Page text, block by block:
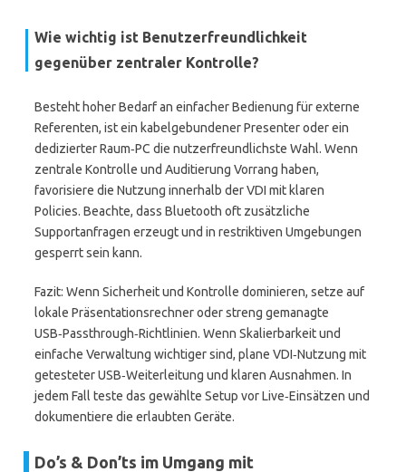
Wie wichtig ist Benutzerfreundlichkeit
gegenüber zentraler Kontrolle?
Besteht hoher Bedarf an einfacher Bedienung für externe
Referenten, ist ein kabelgebundener Presenter oder ein
dedizierter Raum‑PC die nutzerfreundlichste Wahl. Wenn
zentrale Kontrolle und Auditierung Vorrang haben,
favorisiere die Nutzung innerhalb der VDI mit klaren
Policies. Beachte, dass Bluetooth oft zusätzliche
Supportanfragen erzeugt und in restriktiven Umgebungen
gesperrt sein kann.
Fazit: Wenn Sicherheit und Kontrolle dominieren, setze auf
lokale Präsentationsrechner oder streng gemanagte
USB‑Passthrough‑Richtlinien. Wenn Skalierbarkeit und
einfache Verwaltung wichtiger sind, plane VDI‑Nutzung mit
getesteter USB‑Weiterleitung und klaren Ausnahmen. In
jedem Fall teste das gewählte Setup vor Live‑Einsätzen und
dokumentiere die erlaubten Geräte.
Do’s & Don’ts im Umgang mit